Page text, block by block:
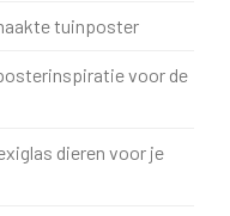
tuinposter
voor de
dieren voor je